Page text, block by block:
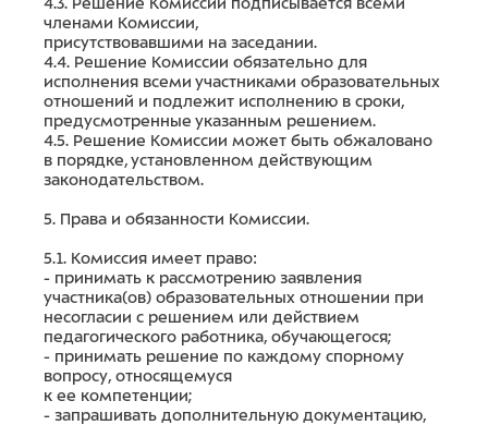
членами Комиссии,
присутствовавшими на заседании.
4.4. Решение Комиссии обязательно для
исполнения всеми участниками образовательных
отношений и подлежит исполнению в сроки,
предусмотренные указанным решением.
4.5. Решение Комиссии может быть обжаловано
в порядке, установленном действующим
законодательством.
5. Права и обязанности Комиссии.
5.1. Комиссия имеет право:
- принимать к рассмотрению заявления
участника(ов) образовательных отношении при
несогласии с решением или действием
педагогического работника, обучающегося;
- принимать решение по каждому спорному
вопросу, относящемуся
к ее компетенции;
- запрашивать дополнительную документацию,